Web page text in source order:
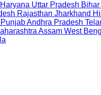
Haryana Uttar Pradesh Bihar
Rajasthan Jharkhand
PunjabAndhra Pradesh
Assam West